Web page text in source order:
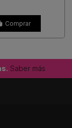
Comprar
Saber más